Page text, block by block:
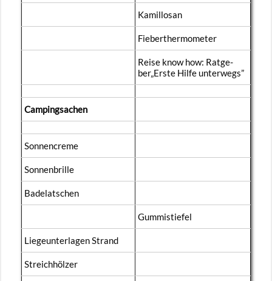
Ka­mil­losan
Fie­ber­ther­mo­me­ter
Reise know how: Rat­ge­
ber„Erste Hilfe un­ter­wegs”
Cam­ping­s­a­chen
Son­nen­creme
Son­nen­bril­le
Ba­de­lat­schen
Gum­mi­stie­fel
Lie­ge­un­ter­la­gen Strand
Streich­höl­zer